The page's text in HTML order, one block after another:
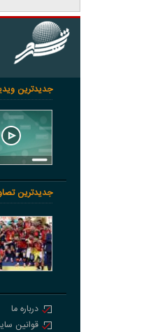
جدیدترین
جدیدترین
درباره ما
قوانین